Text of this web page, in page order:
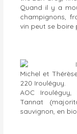
Quand il y a
champignons,
vin peut se boire
Michel et
220 Irouléguy.
AOC
Tannat
sauvignon, en